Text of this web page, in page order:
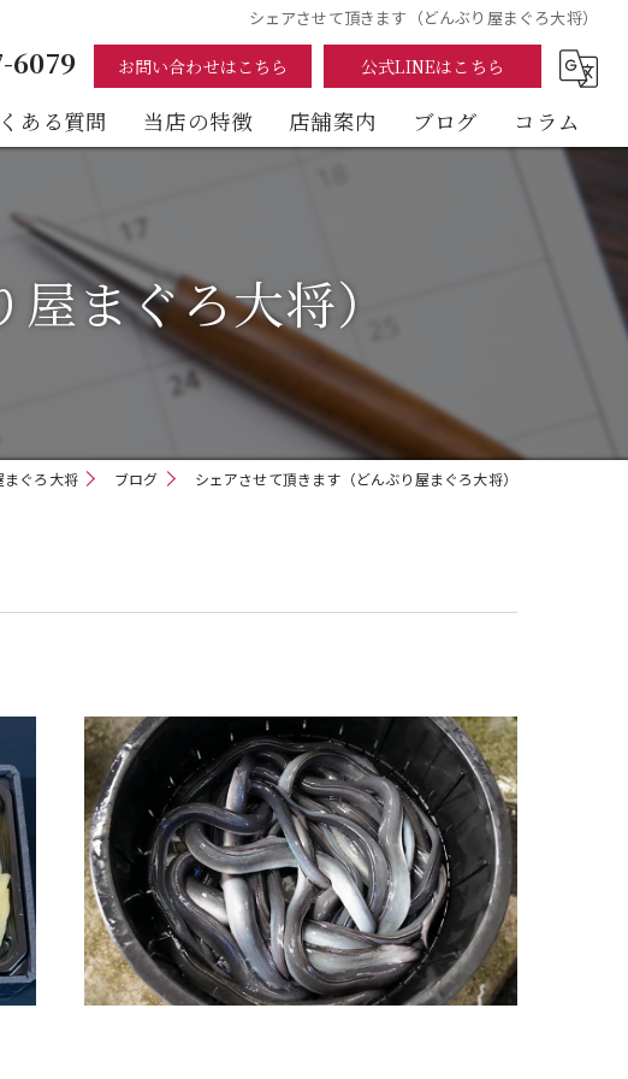
シェアさせて頂きます（どんぶり屋まぐろ大将）
6079 お問い合わせはこちら 公式LINEはこちら
ある質問 当店の特徴
海鮮丼
テイクアウト
デリバリー
店舗案内 ブログ コラム
まぐろ大将）
まぐろ大将 ブログ シェアさせて頂きます（どんぶり屋まぐろ大将）